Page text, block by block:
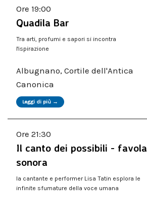
Ore 19:00
Quadila Bar
Tra arti, profumi e sapori si incontra
l'ispirazione
Albugnano, Cortile dell'Antica
Canonica
Leggi di più →
Ore 21:30
Il canto dei possibili - favola
sonora
la cantante e performer Lisa Tatin esplora le
infinite sfumature della voce umana